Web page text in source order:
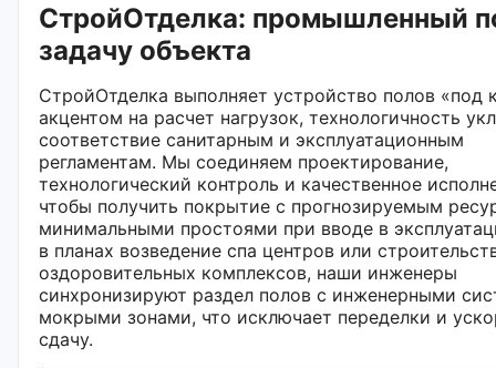
СтройОтделка: промышленный
задачу объекта
СтройОтделка выполняет устройство полов «под
акцентом на расчет нагрузок, технологичность
соответствие санитарным и эксплуатационным
регламентам. Мы соединяем проектирование,
технологический контроль и качественное
чтобы получить покрытие с прогнозируемым
минимальными простоями при вводе в
в планах возведение спа центров или
оздоровительных комплексов, наши инженеры
синхронизируют раздел полов с инженерными
мокрыми зонами, что исключает переделки и
сдачу.